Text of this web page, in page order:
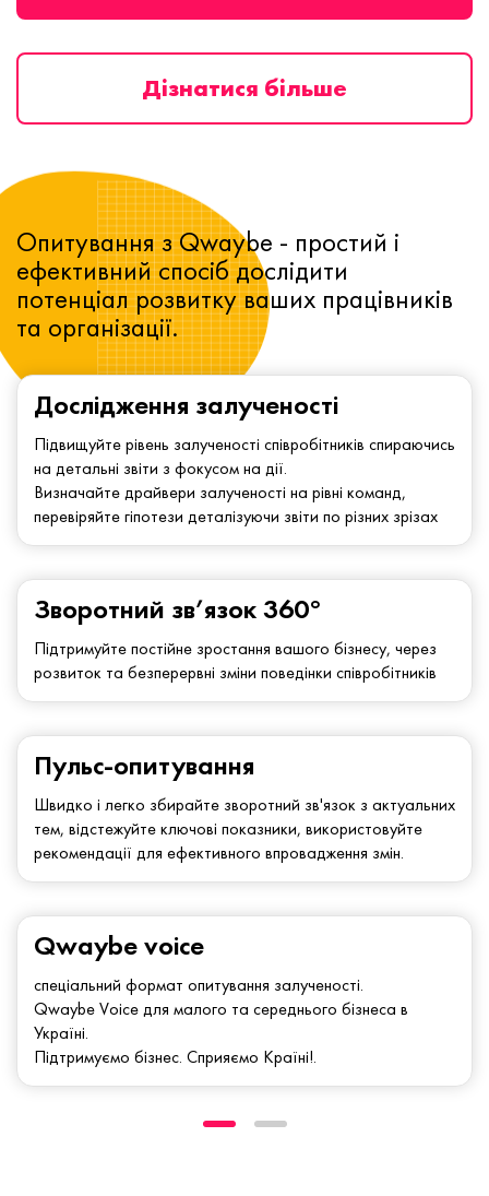
Дізнатися більше
Дослідження залученості
Підвищуйте рівень залученості співробітників спираючись
на детальні звіти з фокусом на дії.
Визначайте драйвери залученості на рівні команд,
перевіряйте гіпотези деталізуючи звіти по різних зрізах
Зворотний зв’язок 360°
Підтримуйте постійне зростання вашого бізнесу, через
розвиток та безперервні зміни поведінки співробітників
Опитування з Qwaybe - простий і
ефективний спосіб дослідити
потенціал розвитку ваших працівників
та організації.
Qwaybe voice
спеціальний формат опитування залученості.
Qwaybe Voice для малого та середнього бізнеса в
Україні.
Підтримуємо бізнес. Сприяємо Країні!.
Пульс-опитування
Швидко і легко збирайте зворотний зв'язок з актуальних
тем, відстежуйте ключові показники, використовуйте
рекомендації для ефективного впровадження змін.